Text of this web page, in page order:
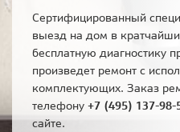
Сертифицированный
выезд на дом в
бесплатную диагностику
произведет ремонт с
комплектующих. Заказ
телефону +7 (495) 137-98-
сайте.